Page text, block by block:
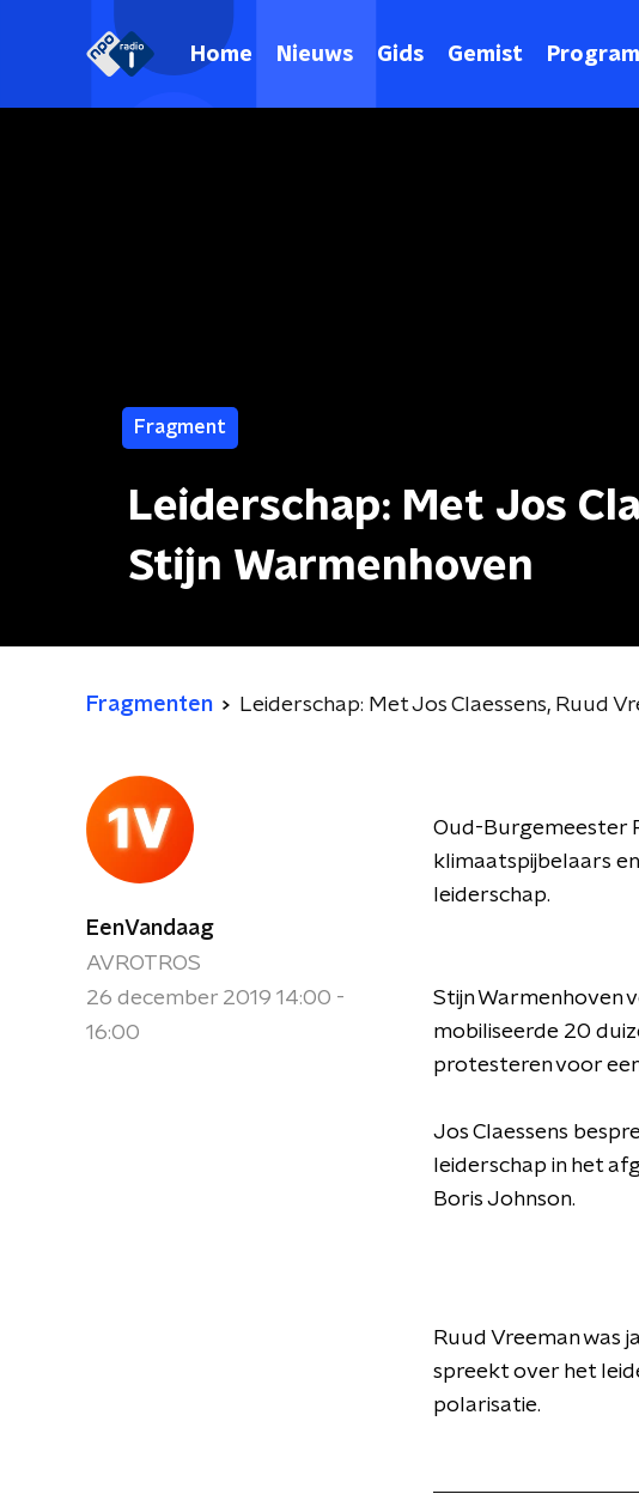
Home Nieuws Gids Gemist
Fragment
Leiderschap: Met Jos
Stijn Warmenhoven
Fragmenten Leiderschap: Met Jos Claessens, Ruud
EenVandaag
AVROTROS
26 december 2019 14:00 -
16:00
Oud-Burgemeester
klimaatspijbelaars
leiderschap.
Stijn Warmenhoven
mobiliseerde 20
protesteren voor
Jos Claessens
leiderschap in het
Boris Johnson.
Ruud Vreeman was
spreekt over het
polarisatie.